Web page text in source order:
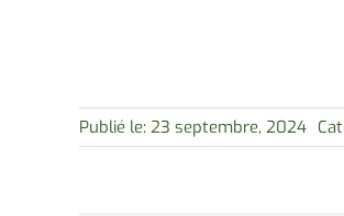
Publié le: 23 septembre, 2024